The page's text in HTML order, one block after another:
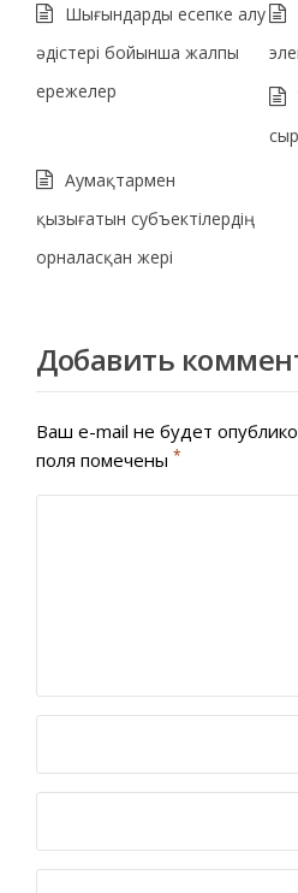
Шығындарды есепке алу
әдістері бойынша жалпы
ережелер
Аумақтармен
қызығатын субъектілердің
орналасқан жері
Добавить
Ваш e-mail не будет
поля помечены *